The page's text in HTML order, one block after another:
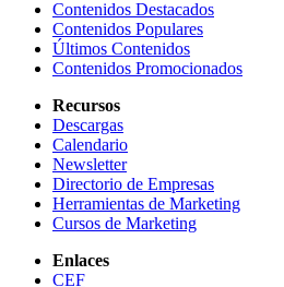
Contenidos Destacados
Contenidos Populares
Últimos Contenidos
Contenidos Promocionados
Recursos
Descargas
Calendario
Newsletter
Directorio de Empresas
Herramientas de Marketing
Cursos de Marketing
Enlaces
CEF